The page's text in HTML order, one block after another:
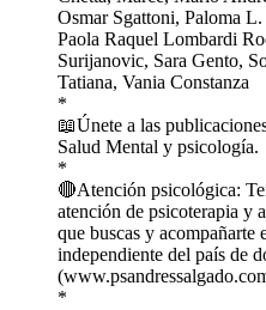
Osmar Sgattoni, Paloma
Paola Raquel Lombardi
Surijanovic, Sara Gento,
Tatiana, Vania Constanza
*
📖Únete a las
Salud Mental y psicología⁠⁠⁠⁠⁠⁠⁠⁠⁠⁠⁠⁠⁠⁠⁠⁠⁠⁠⁠⁠⁠⁠⁠⁠⁠⁠⁠⁠⁠⁠⁠⁠⁠⁠⁠⁠⁠⁠⁠⁠⁠⁠⁠⁠⁠⁠⁠⁠⁠⁠⁠⁠⁠⁠⁠⁠⁠⁠⁠⁠⁠.
*
🔴Atención psicológica:
atención de psicoterapia y
que buscas y acompañarte
independiente del país de
*